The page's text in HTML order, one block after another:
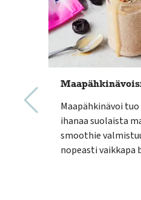
Maapähkinävoi
ihanaa suolaista
smoothie
nopeasti vaikkapa